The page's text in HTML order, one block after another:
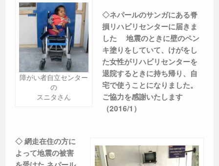
障がい者自立センター
の
スニタさん
◇ネパールのサンガにある脊
損リハビリセンターに届きま
した
地震のときに壁のペン
キ塗りをしていて、けがをし
た女性がリハビリセンターを
退院するときに持ち帰り、自
宅で使うことになりました。
ご協力を感謝いたします
（2016/1）
◇ 網走在住の方に
よって地震の被害